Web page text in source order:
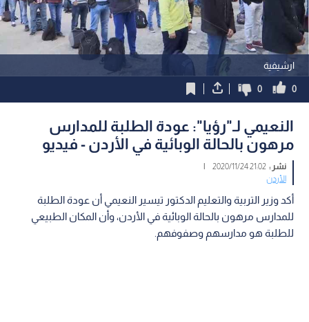
ارشيفية
0
0
النعيمي لـ"رؤيا": عودة الطلبة للمدارس
مرهون بالحالة الوبائية في الأردن - فيديو
نشر :21:02 2020/11/24
|
الأردن
أكد وزير التربية والتعليم الدكتور تيسير النعيمي أن عودة الطلبة
للمدارس مرهون بالحالة الوبائية في الأردن، وأن المكان الطبيعي
للطلبة هو مدارسهم وصفوفهم.